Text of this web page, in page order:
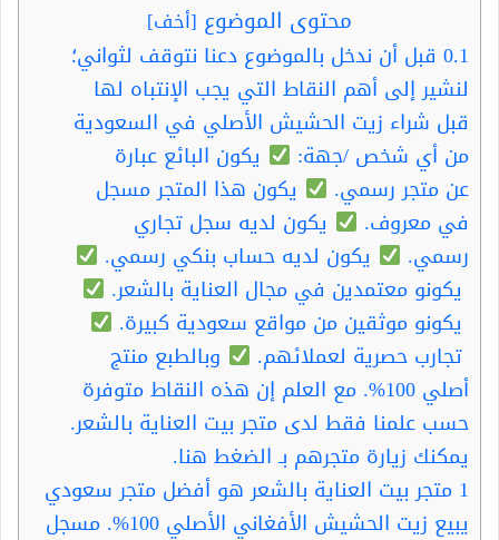
محتوى الموضوع [أخف]
0.1 قبل أن ندخل بالموضوع دعنا نتوقف لثواني؛
لنشير إلى أهم النقاط التي يجب الإنتباه لها
قبل شراء زيت الحشيش الأصلي في السعودية
من أي شخص /جهة:
يكون البائع عبارة
عن متجر رسمي.
يكون هذا المتجر مسجل
في معروف.
يكون لديه سجل تجاري
رسمي.
يكون لديه حساب بنكي رسمي.
يكونو معتمدين في مجال العناية بالشعر.
يكونو موثقين من مواقع سعودية كبيرة.
تجارب حصرية لعملائهم.
وبالطبع منتج
أصلي 100%. مع العلم إن هذه النقاط متوفرة
حسب علمنا فقط لدى متجر بيت العناية بالشعر.
يمكنك زيارة متجرهم بـ الضغط هنا.
1 متجر بيت العناية بالشعر هو أفضل متجر سعودي
يبيع زيت الحشيش الأفغاني الأصلي 100%. مسجل